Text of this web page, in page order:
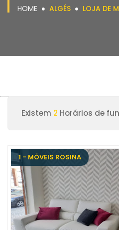
HOME ALGÉS LOJA DE
Existem 2 Horários de
1 - MÓVEIS ROSINA